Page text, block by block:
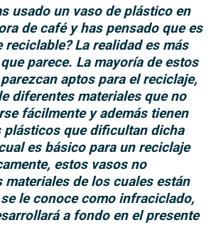
usado un vaso de plástico en
de café y has pensado que es
reciclable? La realidad es más
parece. La mayoría de estos
aptos para el reciclaje,
diferentes materiales que no
fácilmente y además tienen
plásticos que dificultan dicha
es básico para un reciclaje
estos vasos no
materiales de los cuales están
le conoce como infraciclado,
a fondo en el presente